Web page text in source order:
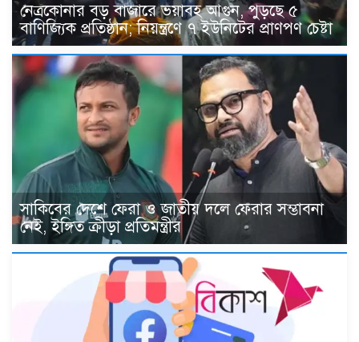
নেত্রকোনার বড় বাজারে ভয়াবহ আগুন, পুড়ছে ৫
বাণিজ্যিক প্রতিষ্ঠান; নিয়ন্ত্রণে ৭ ইউনিটের প্রাণপণ চেষ্টা
সাকিবের দেশে ফেরা ও জাতীয় দলে ফেরার সম্ভাবনা
নেই, ইঙ্গিত ক্রীড়া প্রতিমন্ত্রীর